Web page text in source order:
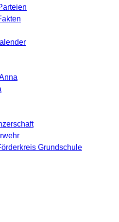
Grundschule